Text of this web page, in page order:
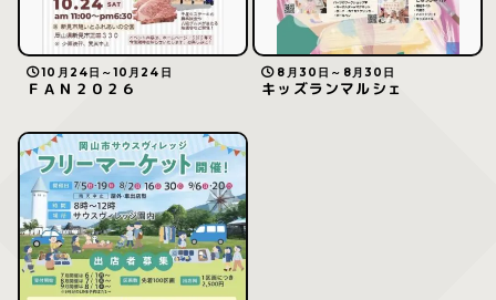
10月24日～10月24日
ＦＡＮ２０２６
8月30日～8月30日
キッズランマルシェ